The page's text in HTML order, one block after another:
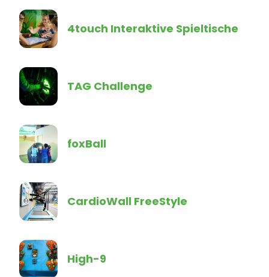
4touch Interaktive Spieltische
TAG Challenge
foxBall
CardioWall FreeStyle
High-9